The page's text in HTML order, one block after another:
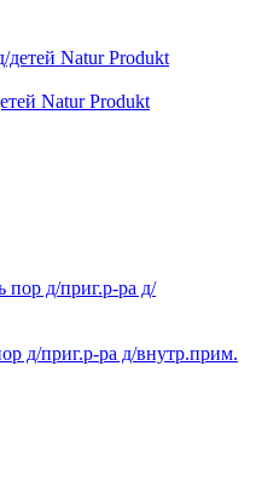
Natur Produkt
д/приг.р-ра д/внутр.прим.